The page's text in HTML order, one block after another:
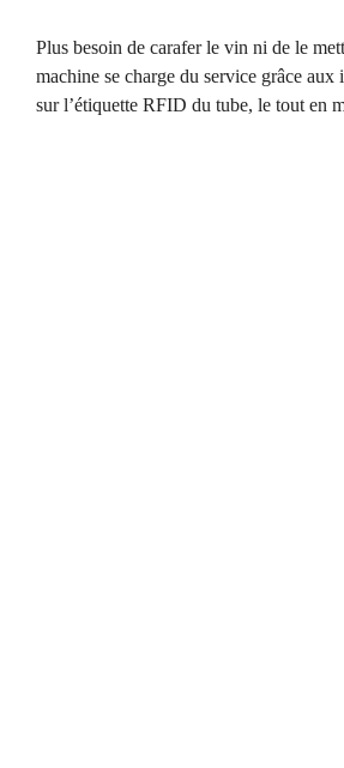
Plus besoin de carafer le vin ni de le
machine se charge du service grâce
sur l’étiquette RFID du tube, le tout en